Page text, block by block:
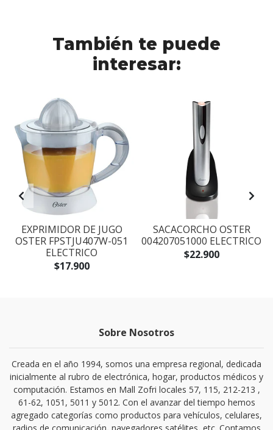
También te puede
interesar:
EXPRIMIDOR DE JUGO
OSTER FPSTJU407W-051
ELECTRICO
$17.900
SACACORCHO OSTER
004207051000 ELECTRICO
$22.900
Sobre Nosotros
Creada en el año 1994, somos una empresa regional, dedicada
inicialmente al rubro de electrónica, hogar, productos médicos y
computación. Estamos en Mall Zofri locales 57, 115, 212-213 ,
61-62, 1051, 5011 y 5012. Con el avanzar del tiempo hemos
agregado categorías como productos para vehículos, celulares,
radios de comunicación, navegadores satélites, etc. Contamos